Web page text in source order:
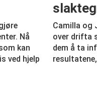
Nå
kan
ved hjelp
Camilla og
over drifta
dem å ta